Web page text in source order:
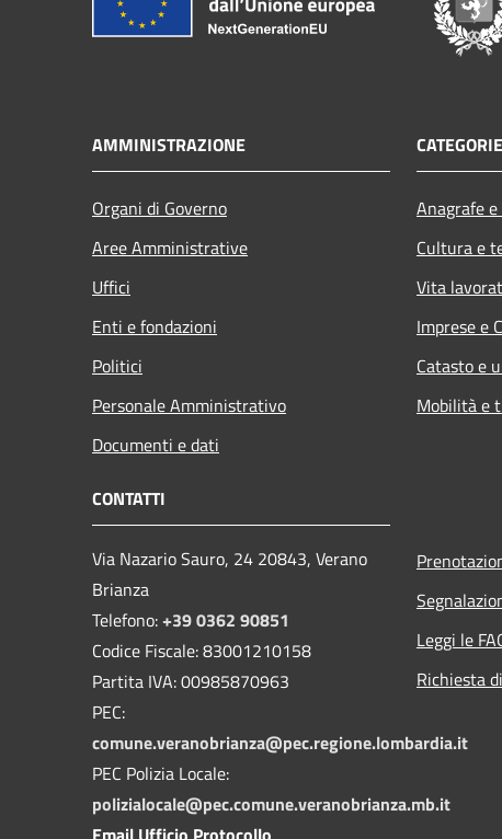
AMMINISTRAZIONE
Organi di Governo
Aree Amministrative
Uffici
Enti e fondazioni
Politici
Personale Amministrativo
Documenti e dati
Anagrafe
Cultura e
Vita
Imprese e
Catasto e
Mobilità e
CONTATTI
Via Nazario Sauro, 24 20843, Verano
Brianza
Telefono:+39 0362 90851
Codice Fiscale: 83001210158
Partita IVA: 00985870963
PEC:
comune.veranobrianza@pec.regione.lombardia.it
PEC Polizia Locale:
polizialocale@pec.comune.veranobrianza.mb.it
Leggi le
Richiesta